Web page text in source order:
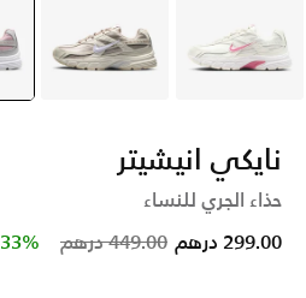
أبيض أبيض
نايكي انيشيتر
حذاء الجري للنساء
Price reduced from
449.00 درهم to 299.00 درهم 33% خصم